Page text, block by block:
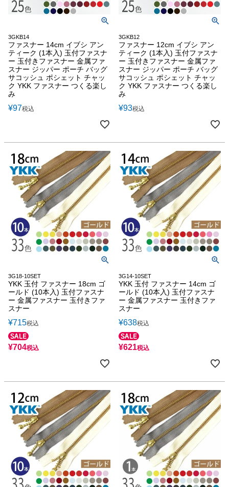
3GKB14
ファスナー 14cm イブシ アン
ティーク (1本入) 玉付ファスナ
ー 玉付きファスナー 金属ファ
スナー ジッパー ポーチ バッグ
サコッシュ ポシェット チャッ
ク YKK ファスナー つくる楽し
み
¥97税込
3GKB12
ファスナー 12cm イブシ アン
ティーク (1本入) 玉付ファスナ
ー 玉付きファスナー 金属ファ
スナー ジッパー ポーチ バッグ
サコッシュ ポシェット チャッ
ク YKK ファスナー つくる楽し
み
¥93税込
3G18-10SET
YKK 玉付 ファスナー 18cm ゴ
ールド (10本入) 玉付ファスナ
ー 金属ファスナー 玉付きファ
スナー
¥715税込
¥704税込
3G14-10SET
YKK 玉付 ファスナー 14cm ゴ
ールド (10本入) 玉付ファスナ
ー 金属ファスナー 玉付きファ
スナー
¥638税込
¥621税込